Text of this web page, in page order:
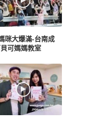
咪大爆滿-台南成
可媽媽教室